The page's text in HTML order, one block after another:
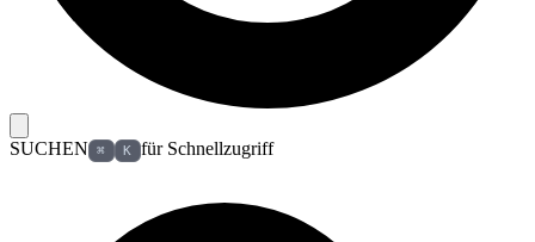
SUCHEN ⌘ K für Schnellzugriff